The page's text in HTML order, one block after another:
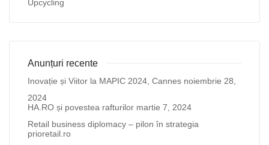
Upcycling
Anunțuri recente
Inovație și Viitor la MAPIC 2024, Cannes noiembrie 28,
2024
HA.RO și povestea rafturilor martie 7, 2024
Retail business diplomacy – pilon în strategia
prioretail.ro